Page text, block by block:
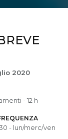
2020
- 12 h
- lun/merc/ven